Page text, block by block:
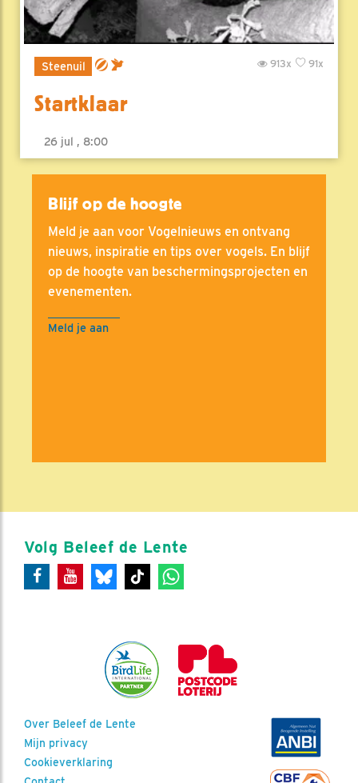
Steenuil 91x
913x
Startklaar
26 jul , 8:00
Blijf op de hoogte
Meld je aan voor Vogelnieuws en ontvang
nieuws, inspiratie en tips over vogels. En blijf
op de hoogte van beschermingsprojecten en
evenementen.
Meld je aan
Volg Beleef de Lente
Over Beleef de Lente
Mijn privacy
Cookieverklaring